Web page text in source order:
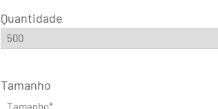
Quantidade
Tamanho